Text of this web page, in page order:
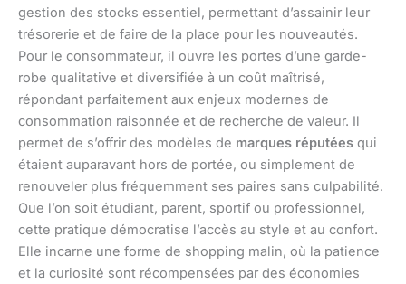
gestion des stocks essentiel, permettant d’assainir leur
trésorerie et de faire de la place pour les nouveautés.
Pour le consommateur, il ouvre les portes d’une garde-
robe qualitative et diversifiée à un coût maîtrisé,
répondant parfaitement aux enjeux modernes de
consommation raisonnée et de recherche de valeur. Il
permet de s’offrir des modèles de marques réputées qui
étaient auparavant hors de portée, ou simplement de
renouveler plus fréquemment ses paires sans culpabilité.
Que l’on soit étudiant, parent, sportif ou professionnel,
cette pratique démocratise l’accès au style et au confort.
Elle incarne une forme de shopping malin, où la patience
et la curiosité sont récompensées par des économies